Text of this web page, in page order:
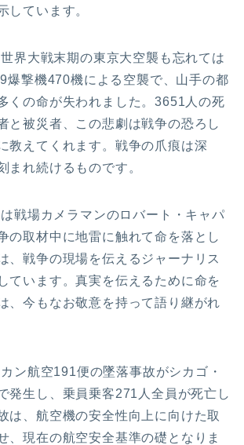
しています。
界大戦末期の東京大空襲も忘れては
爆撃機470機による空襲で、山手の都
くの命が失われました。3651人の死
と被災者、この悲劇は戦争の恐ろし
教えてくれます。戦争の爪痕は深
まれ続けるものです。
戦場カメラマンのロバート・キャパ
の取材中に地雷に触れて命を落とし
、戦争の現場を伝えるジャーナリス
ています。真実を伝えるために命を
、今もなお敬意を持って語り継がれ
ン航空191便の墜落事故がシカゴ・
発生し、乗員乗客271人全員が死亡し
は、航空機の安全性向上に向けた取
、現在の航空安全基準の礎となりま